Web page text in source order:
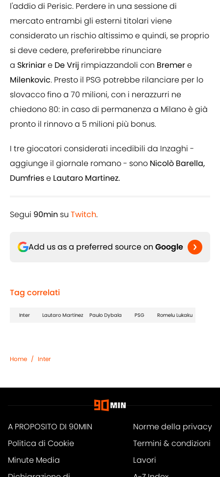
l'addio di Perisic. Perdere in una sessione di
mercato entrambi gli esterni titolari viene
considerato un rischio altissimo e quindi, se proprio
si deve cedere, preferirebbe rinunciare
a Skriniare De Vrij rimpiazzandoli con Bremere
Milenkovic. Presto il PSG potrebbe rilanciare per lo
slovacco fino a 70 milioni, con i nerazzurri ne
chiedono 80: in caso di permanenza a Milano è già
pronto il rinnovo a 5 milioni più bonus.
I tre giocatori considerati incedibili da Inzaghi -
aggiunge il giornale romano - sono Nicolò Barella,
Dumfriese Lautaro Martinez.
Segui 90min su Twitch.
Add us as a preferred source on Google
Tag correlati
Inter Lautaro Martinez Paulo Dybala PSG Romelu Lukaku
Home / Inter
A PROPOSITO DI 90MIN
Norme della privacy
Politica di Cookie
Termini & condizioni
Minute Media
Lavori